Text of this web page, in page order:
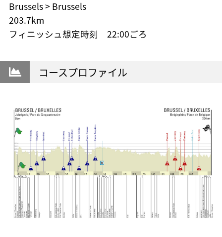
Brussels > Brussels
203.7km
フィニッシュ想定時刻 22:00ごろ
コースプロファイル